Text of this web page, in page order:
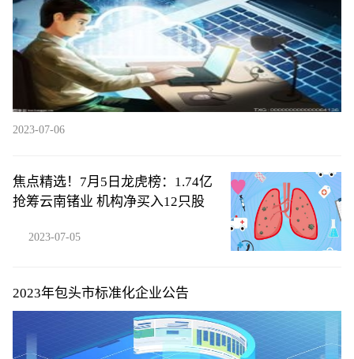
2023-07-06
焦点精选！7月5日龙虎榜：1.74亿
抢筹云南锗业 机构净买入12只股
2023-07-05
2023年包头市标准化企业公告